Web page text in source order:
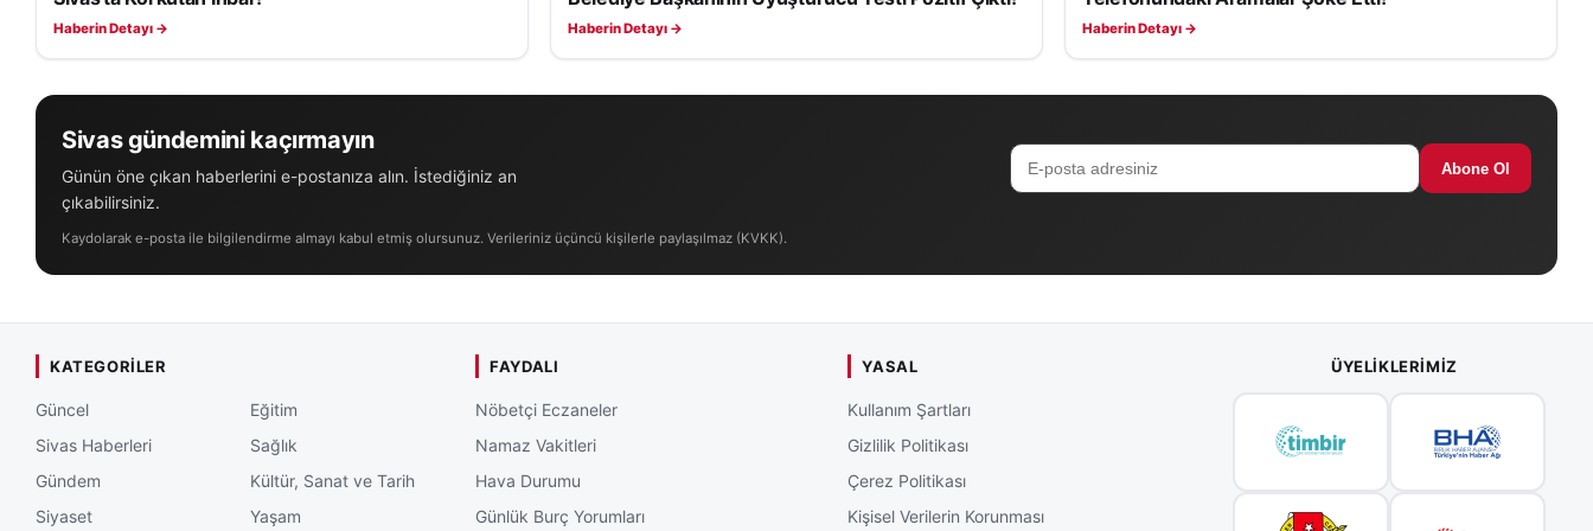
Haberin Detayı → Haberin Detayı → Haberin Detayı →
Sivas gündemini kaçırmayın
Günün öne çıkan haberlerini e-postanıza alın. İstediğiniz an
çıkabilirsiniz.
Abone Ol
Kaydolarak e-posta ile bilgilendirme almayı kabul etmiş olursunuz. Verileriniz üçüncü kişilerle paylaşılmaz (KVKK).
KATEGORILER
Güncel
Sivas Haberleri
Gündem
Siyaset
Eğitim
Sağlık
Kültür, Sanat ve Tarih
Yaşam
FAYDALI
Nöbetçi Eczaneler
Namaz Vakitleri
Hava Durumu
Günlük Burç Yorumları
YASAL
Kullanım Şartları
Gizlilik Politikası
Çerez Politikası
Kişisel Verilerin Korunması
ÜYELIKLERIMIZ